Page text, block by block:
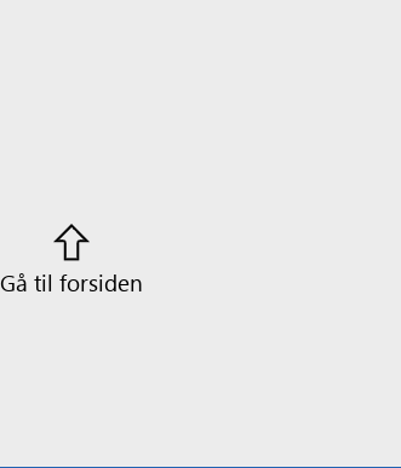
Gå til forsiden